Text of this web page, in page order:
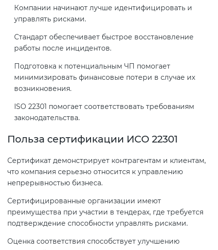
Компании начинают лучше идентифицировать и
управлять рисками.
Стандарт обеспечивает быстрое восстановление
работы после инцидентов.
Подготовка к потенциальным ЧП помогает
минимизировать финансовые потери в случае их
возникновения.
ISO 22301 помогает соответствовать требованиям
законодательства.
Польза сертификации ИСО 22301
Сертификат демонстрирует контрагентам и клиентам,
что компания серьезно относится к управлению
непрерывностью бизнеса.
Сертифицированные организации имеют
преимущества при участии в тендерах, где требуется
подтверждение способности управлять рисками.
Оценка соответствия способствует улучшению
019)
Действующие технические
регламенты